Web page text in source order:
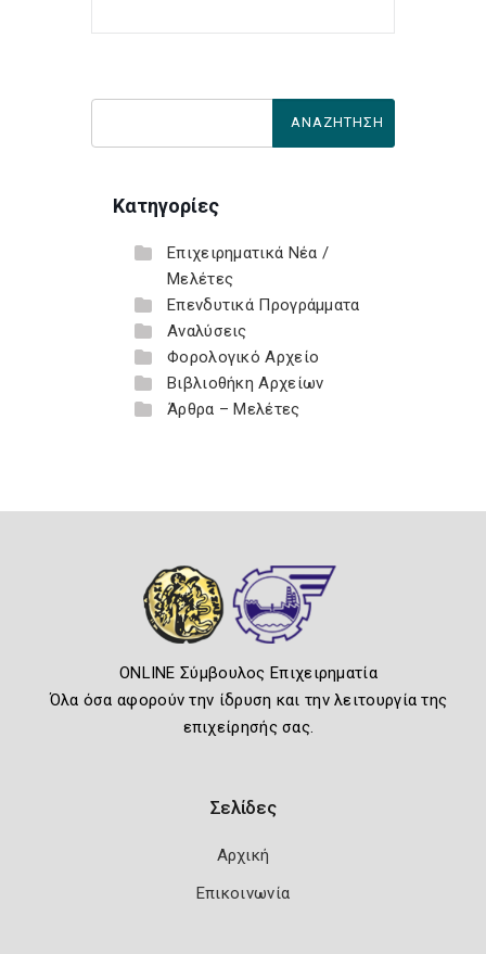
Κατηγορίες
Επιχειρηματικά Νέα /
Μελέτες
Επενδυτικά Προγράμματα
Αναλύσεις
Φορολογικό Αρχείο
Βιβλιοθήκη Αρχείων
Άρθρα – Μελέτες
ONLINE Σύμβουλος Επιχειρηματία
Όλα όσα αφορούν την ίδρυση και την λειτουργία της
επιχείρησής σας.
Σελίδες
Αρχική
Επικοινωνία